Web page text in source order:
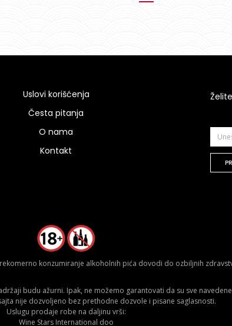
Uslovi korišćenja
Česta pitanja
O nama
Kontakt
konzumiranje alkoholnih pića dovodi do ozbiljnih
budu ažurni. Ipak, ne možemo garantovati da su sve
nije dozvoljeno bez prethodne dozvole i pisane saglasnosti.
Uslugu prodaje robe na daljinu vrši:
Wine Stars International doo